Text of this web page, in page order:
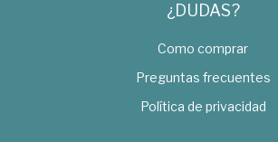
¿DUDAS?
Como comprar
Preguntas frecuentes
Política de privacidad